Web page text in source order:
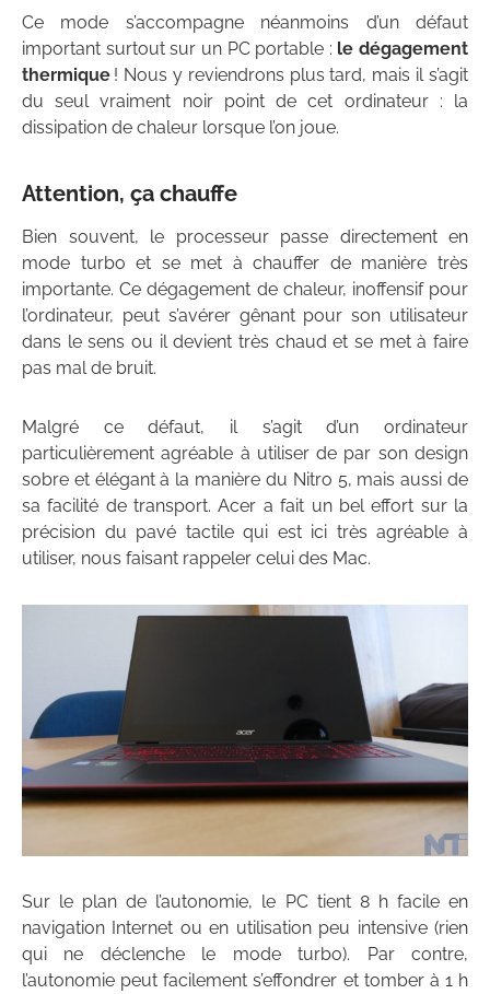
Ce mode s’accompagne néanmoins d’un défaut
important surtout sur un PC portable : le dégagement
thermique ! Nous y reviendrons plus tard, mais il s’agit
du seul vraiment noir point de cet ordinateur : la
dissipation de chaleur lorsque l’on joue.
Attention, ça chauffe
Bien souvent, le processeur passe directement en
mode turbo et se met à chauffer de manière très
importante. Ce dégagement de chaleur, inoffensif pour
l’ordinateur, peut s’avérer gênant pour son utilisateur
dans le sens ou il devient très chaud et se met à faire
pas mal de bruit.
Malgré ce défaut, il s’agit d’un ordinateur
particulièrement agréable à utiliser de par son design
sobre et élégant à la manière du Nitro 5, mais aussi de
sa facilité de transport. Acer a fait un bel effort sur la
précision du pavé tactile qui est ici très agréable à
utiliser, nous faisant rappeler celui des Mac.
Sur le plan de l’autonomie, le PC tient 8 h facile en
navigation Internet ou en utilisation peu intensive (rien
qui ne déclenche le mode turbo). Par contre,
l’autonomie peut facilement s’effondrer et tomber à 1 h